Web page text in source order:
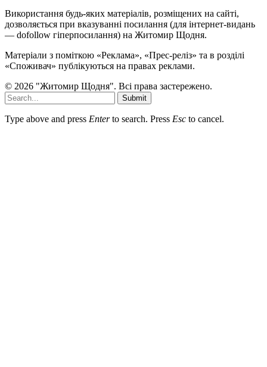
Використання будь-яких матеріалів, розміщених на сайті,
дозволяється при вказуванні посилання (для інтернет-видань
— dofollow гіперпосилання) на Житомир Щодня.
Матеріали з поміткою «Реклама», «Прес-реліз» та в розділі
«Споживач» публікуються на правах реклами.
© 2026 "Житомир Щодня". Всі права застережено.
Submit
Type above and press Enterto search. Press Esc to cancel.